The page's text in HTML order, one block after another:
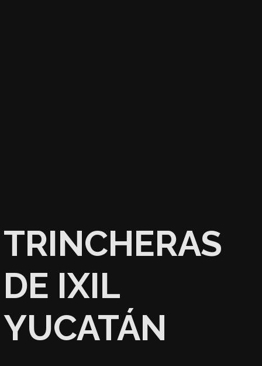
TRINCHERAS
DE IXIL
YUCATÁN